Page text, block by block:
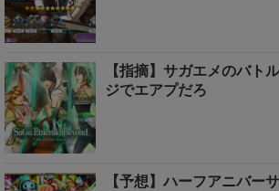
【指摘】サガエメのバト
ジでエアプだろ
【予想】ハーフアニバー